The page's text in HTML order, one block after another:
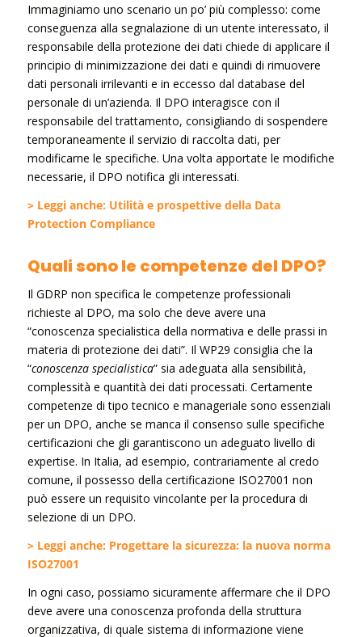
Immaginiamo uno scenario un po’ più complesso: come
conseguenza alla segnalazione di un utente interessato, il
responsabile della protezione dei dati chiede di applicare il
principio di minimizzazione dei dati e quindi di rimuovere
dati personali irrilevanti e in eccesso dal database del
personale di un’azienda. Il DPO interagisce con il
responsabile del trattamento, consigliando di sospendere
temporaneamente il servizio di raccolta dati, per
modificarne le specifiche. Una volta apportate le modifiche
necessarie, il DPO notifica gli interessati.
> Leggi anche: Utilità e prospettive della Data
Protection Compliance
Quali sono le competenze del DPO?
Il GDRP non specifica le competenze professionali
richieste al DPO, ma solo che deve avere una
“conoscenza specialistica della normativa e delle prassi in
materia di protezione dei dati”. Il WP29 consiglia che la
“conoscenza specialistica” sia adeguata alla sensibilità,
complessità e quantità dei dati processati. Certamente
competenze di tipo tecnico e manageriale sono essenziali
per un DPO, anche se manca il consenso sulle specifiche
certificazioni che gli garantiscono un adeguato livello di
expertise. In Italia, ad esempio, contrariamente al credo
comune, il possesso della certificazione ISO27001 non
può essere un requisito vincolante per la procedura di
selezione di un DPO.
> Leggi anche: Progettare la sicurezza: la nuova norma
ISO27001
In ogni caso, possiamo sicuramente affermare che il DPO
deve avere una conoscenza profonda della struttura
organizzativa, di quale sistema di informazione viene